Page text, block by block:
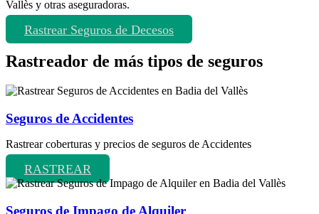
Vallès y otras aseguradoras.
Rastrear Seguros de Decesos
Rastreador de más tipos de seguros
Seguros de Accidentes
Rastrear coberturas y precios de seguros de Accidentes
RASTREAR
Seguros de Impago de Alquiler